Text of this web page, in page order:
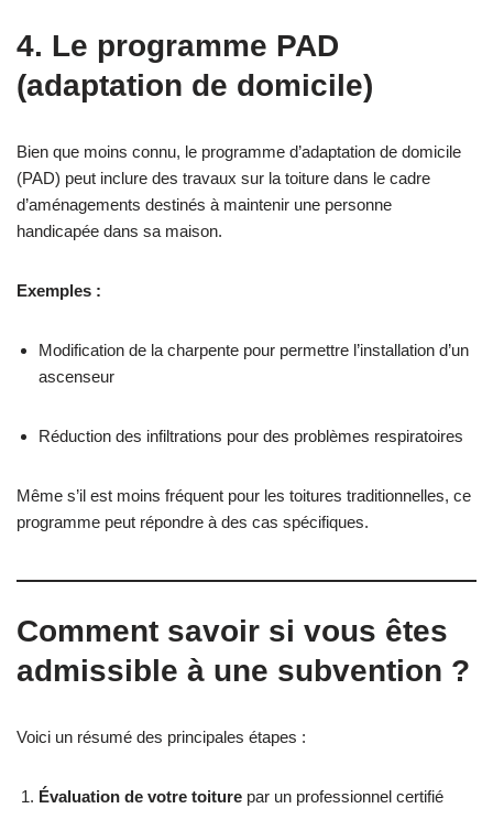
4. Le programme PAD
(adaptation de domicile)
Bien que moins connu, le programme d’adaptation de domicile
(PAD) peut inclure des travaux sur la toiture dans le cadre
d’aménagements destinés à maintenir une personne
handicapée dans sa maison.
Exemples :
Modification de la charpente pour permettre l’installation d’un
ascenseur
Réduction des infiltrations pour des problèmes respiratoires
Même s’il est moins fréquent pour les toitures traditionnelles, ce
programme peut répondre à des cas spécifiques.
Comment savoir si vous êtes
admissible à une subvention ?
Voici un résumé des principales étapes :
Évaluation de votre toiture par un professionnel certifié